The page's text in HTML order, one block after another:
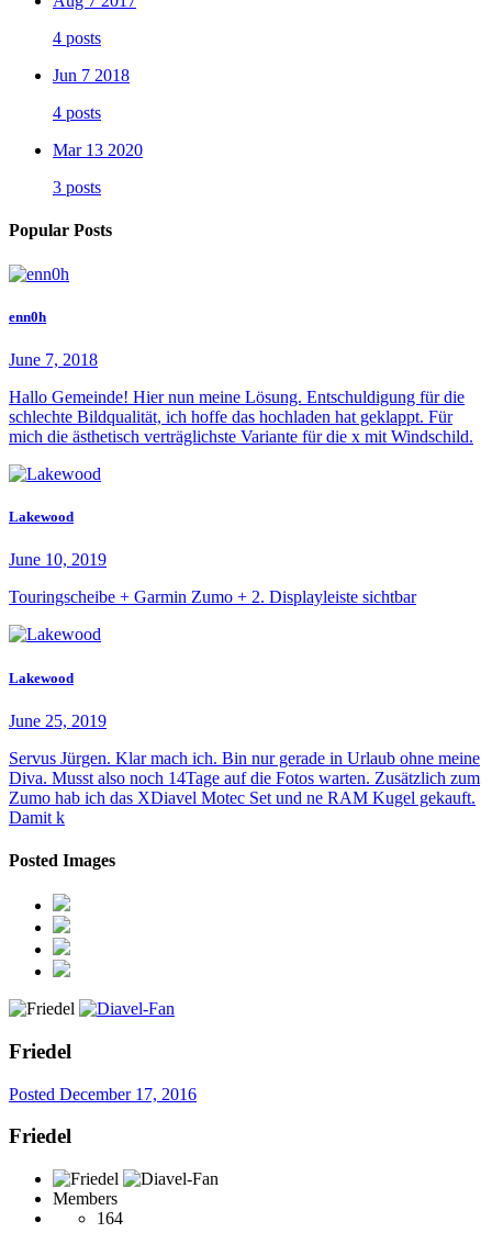
4 posts
Jun 7 2018
4 posts
Mar 13 2020
3 posts
Popular Posts
enn0h
June 7, 2018
Hallo Gemeinde! Hier nun meine Lösung. Entschuldigung für die
schlechte Bildqualität, ich hoffe das hochladen hat geklappt. Für
mich die ästhetisch verträglichste Variante für die x mit Windschild.
Lakewood
June 10, 2019
Touringscheibe + Garmin Zumo + 2. Displayleiste sichtbar
Lakewood
June 25, 2019
Servus Jürgen. Klar mach ich. Bin nur gerade in Urlaub ohne meine
Diva. Musst also noch 14Tage auf die Fotos warten. Zusätzlich zum
Zumo hab ich das XDiavel Motec Set und ne RAM Kugel gekauft.
Damit k
Posted Images
Friedel
Posted December 17, 2016
Friedel
Members
164